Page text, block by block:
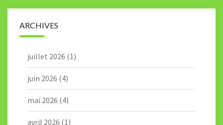
ARCHIVES
juillet 2026 (1)
juin 2026 (4)
mai 2026 (4)
avril 2026 (1)